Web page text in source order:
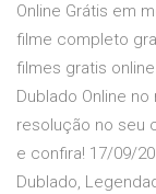
Online Grátis em
filme completo
filmes gratis
Dublado Online
resolução no seu
e confira! 17/09/
Dublado,